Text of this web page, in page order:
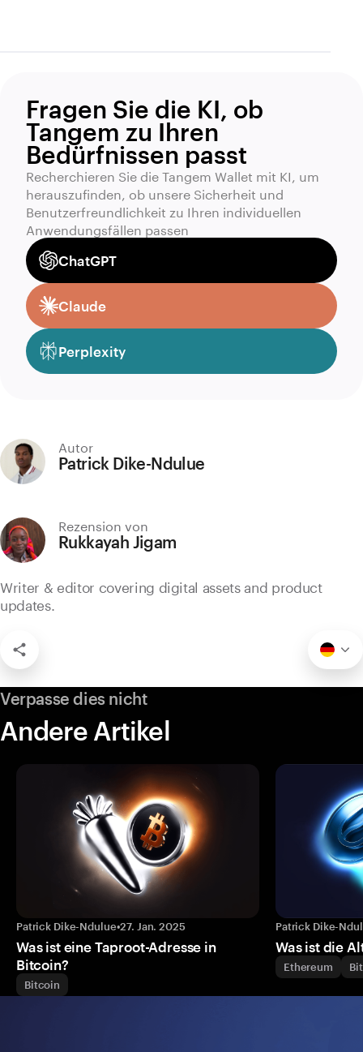
Fragen Sie die KI, ob
Tangem zu Ihren
Bedürfnissen passt
Recherchieren Sie die Tangem Wallet mit KI, um
herauszufinden, ob unsere Sicherheit und
Benutzerfreundlichkeit zu Ihren individuellen
Anwendungsfällen passen
ChatGPT
Claude
Perplexity
Autor
Patrick Dike-Ndulue
Rezension von
Rukkayah Jigam
Writer & editor covering digital assets and product
updates.
Verpasse dies nicht
Andere Artikel
Patrick Dike-Ndulue•27. Jan. 2025
Was ist eine Taproot-Adresse in
Bitcoin?
Bitcoin
Patrick Dike-
Was ist die
Ethereum